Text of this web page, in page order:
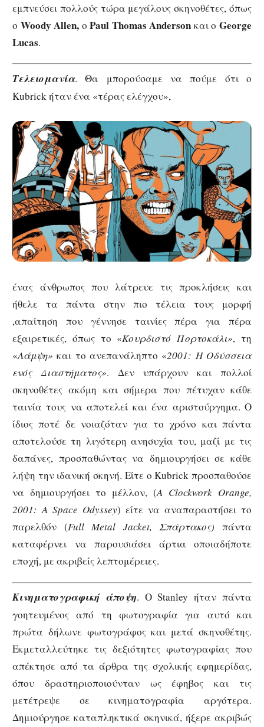
εμπνεύσει πολλούς τώρα μεγάλους σκηνοθέτες, όπως
ο Woody Allen, οPaul Thomas Anderson και οGeorge
Lucas.
Τελειομανία. Θα μπορούσαμε να πούμε ότι ο
Kubrick ήταν ένα «τέρας ελέγχου»,
ένας άνθρωπος που λάτρευε τις προκλήσεις και
ήθελε τα πάντα στην πιο τέλεια τους μορφή
,απαίτηση που γέννησε ταινίες πέρα για πέρα
εξαιρετικές, όπως το «Κουρδιστό Πορτοκάλι», τη
«Λάμψη» και το ανεπανάληπτο «2001: Η Οδύσσεια
ενός Διαστήματος». Δεν υπάρχουν και πολλοί
σκηνοθέτες ακόμη και σήμερα που πέτυχαν κάθε
ταινία τους να αποτελεί και ένα αριστούργημα. Ο
ίδιος ποτέ δε νοιαζόταν για το χρόνο και πάντα
αποτελούσε τη λιγότερη ανησυχία του, μαζί με τις
δαπάνες, προσπαθώντας να δημιουργήσει σε κάθε
λήψη την ιδανική σκηνή. Είτε ο Kubrick προσπαθούσε
να δημιουργήσει το μέλλον, (A Clockwork Orange,
2001: A Space Odyssey) είτε να αναπαραστήσει το
παρελθόν (Full Metal Jacket, Σπάρτακος) πάντα
καταφέρνει να παρουσιάσει άρτια οποιαδήποτε
εποχή, με ακριβείς λεπτομέρειες.
Κινηματογραφική άποψη. Ο Stanley ήταν πάντα
γοητευμένος από τη φωτογραφία για αυτό και
πρώτα δήλωνε φωτογράφος και μετά σκηνοθέτης.
Εκμεταλλεύτηκε τις δεξιότητες φωτογραφίας που
απέκτησε από τα άρθρα της σχολικής εφημερίδας,
όπου δραστηριοποιούνταν ως έφηβος και τις
μετέτρεψε σε κινηματογραφία αργότερα.
Δημιούργησε καταπληκτικά σκηνικά, ήξερε ακριβώς